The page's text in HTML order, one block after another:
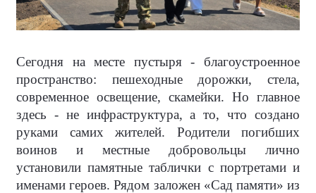
Сегодня на месте пустыря - благоустроенное
пространство: пешеходные дорожки, стела,
современное освещение, скамейки. Но главное
здесь - не инфраструктура, а то, что создано
руками самих жителей. Родители погибших
воинов и местные добровольцы лично
установили памятные таблички с портретами и
именами героев. Рядом заложен «Сад памяти» из